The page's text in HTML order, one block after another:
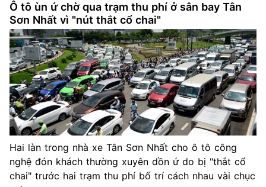
Ô tô ùn ứ chờ qua trạm thu phí ở sân bay Tân
Sơn Nhất vì "nút thắt cổ chai"
Hai làn trong nhà xe Tân Sơn Nhất cho ô tô công
nghệ đón khách thường xuyên dồn ứ do bị "thắt cổ
chai" trước hai trạm thu phí bố trí cách nhau vài chục